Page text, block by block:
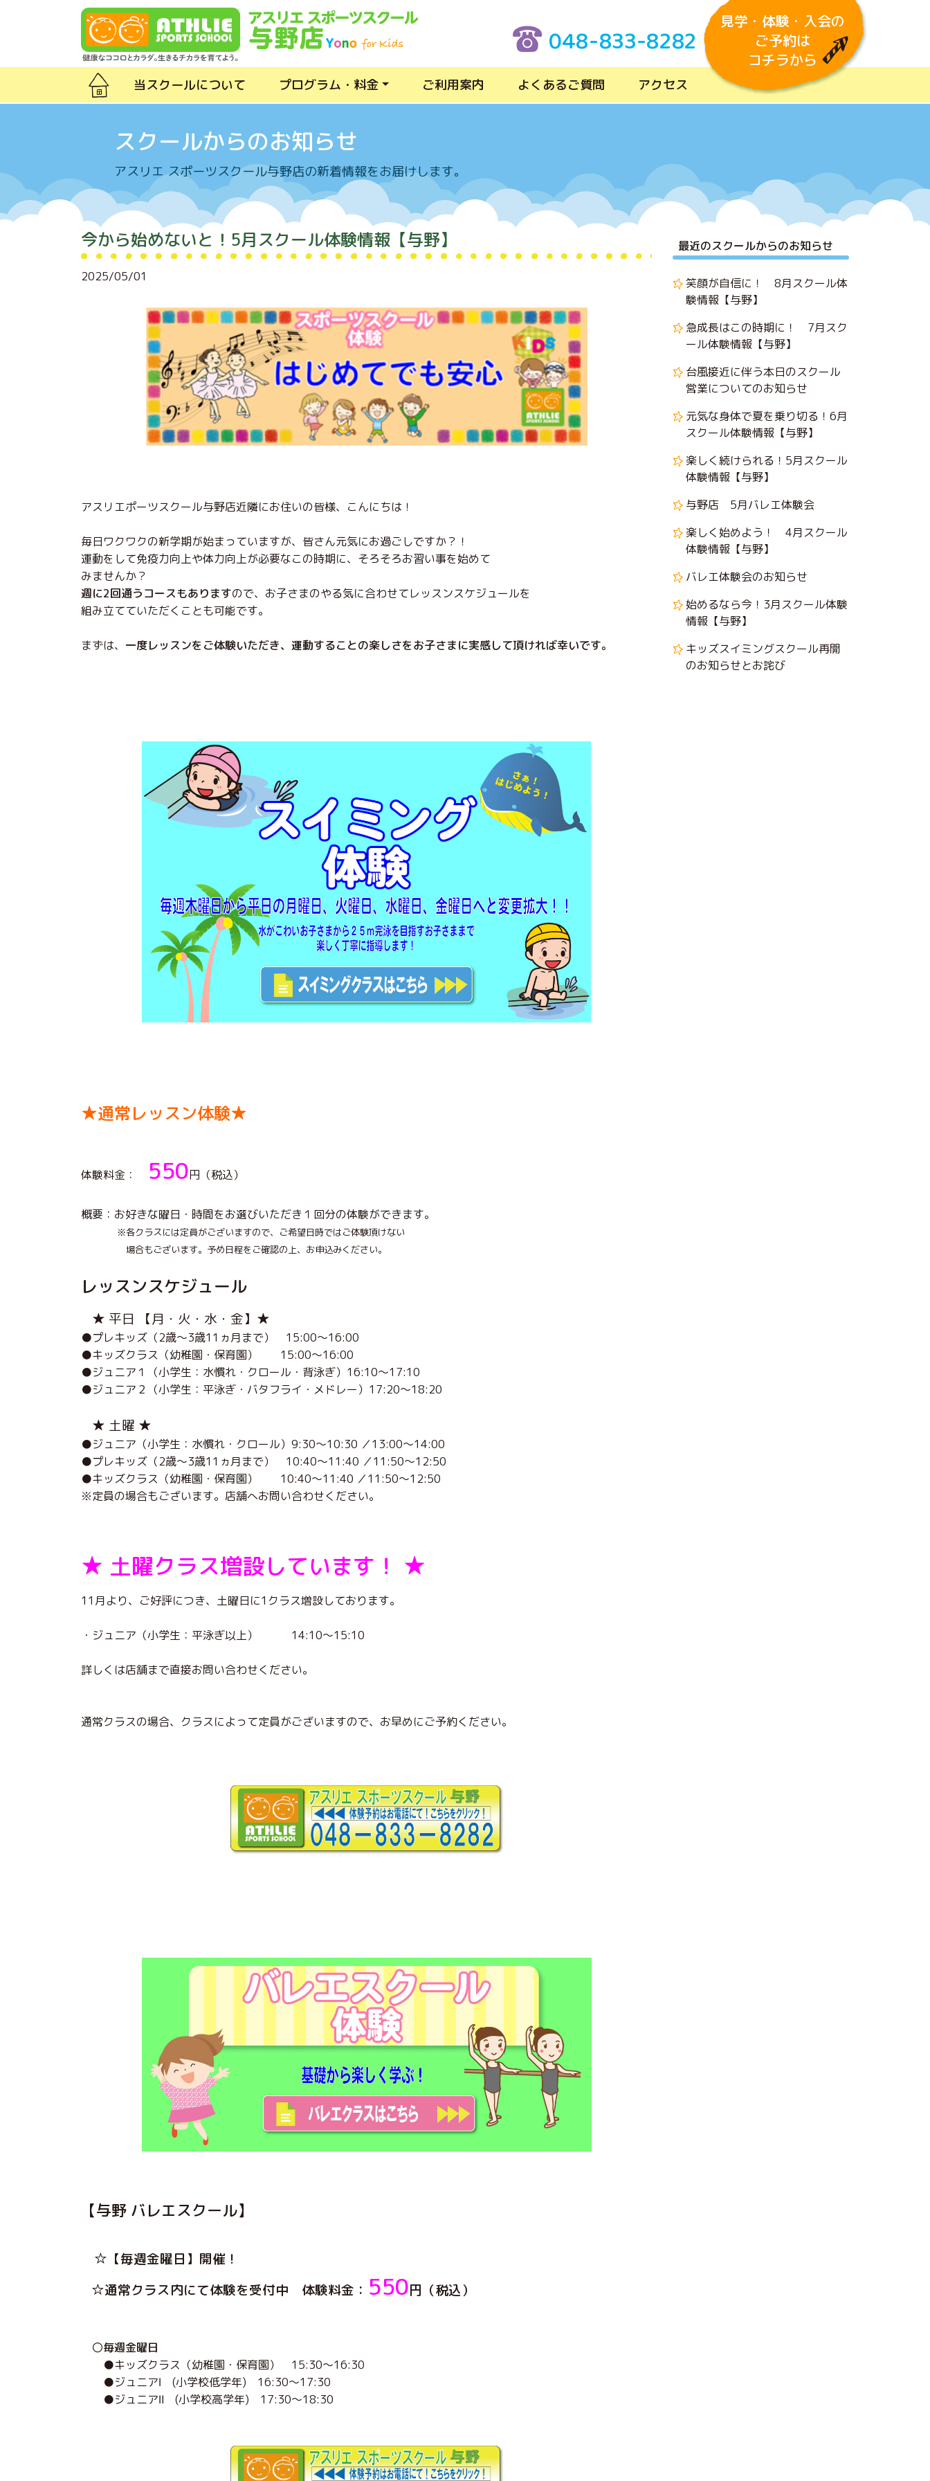
048-833-8282
見学・体験・入会の
ご予約は
コチラから
当スクールについて プログラム・料金 ご利用案内 よくあるご質問 アクセス
スクールからのお知らせ
アスリエ スポーツスクール与野店の新着情報をお届けします。
今から始めないと！5月スクール体験情報【与野】
2025/05/01
アスリエポーツスクール与野店近隣にお住いの皆様、こんにちは！
毎日ワクワクの新学期が始まっていますが、皆さん元気にお過ごしですか？！
運動をして免疫力向上や体力向上が必要なこの時期に、そろそろお習い事を始めて
みませんか？
週に2回通うコースもありますので、お子さまのやる気に合わせてレッスンスケジュールを
組み立てていただくことも可能です。
まずは、 一度レッスンをご体験いただき、運動することの楽しさをお子さまに実感して頂ければ幸いです。
★通常レッスン体験★
体験料金： 550円（税込）
概要：お好きな曜日・時間をお選びいただき１回分の体験ができます。
※各クラスには定員がございますので、ご希望日時ではご体験頂けない
場合もございます。予め日程をご確認の上、お申込みください。
レッスンスケジュール
★ 平日 【月・火・水・金】★
●プレキッズ（2歳～3歳11ヵ月まで） 15:00～16:00
●キッズクラス（幼稚園・保育園） 15:00～16:00
●ジュニア１（小学生：水慣れ・クロール・背泳ぎ）16:10～17:10
●ジュニア２（小学生：平泳ぎ・バタフライ・メドレー）17:20～18:20
★ 土曜 ★
●ジュニア（小学生：水慣れ・クロール）9:30～10:30 ／13:00～14:00
●プレキッズ（2歳～3歳11ヵ月まで） 10:40～11:40 ／11:50～12:50
●キッズクラス（幼稚園・保育園） 10:40～11:40 ／11:50～12:50
※定員の場合もございます。店舗へお問い合わせください。
★ 土曜クラス増設しています！ ★
11月より、ご好評につき、土曜日に1クラス増設しております。
・ジュニア（小学生：平泳ぎ以上） 14:10～15:10
詳しくは店舗まで直接お問い合わせください。
通常クラスの場合、クラスによって定員がございますので、お早めにご予約ください。
【与野 バレエスクール】
☆【毎週金曜日】開催！
☆通常クラス内にて体験を受付中 体験料金： 550円（税込）
〇毎週金曜日
●キッズクラス（幼稚園・保育園） 15:30～16:30
●ジュニアⅠ (小学校低学年) 16:30～17:30
●ジュニアⅡ (小学校高学年) 17:30～18:30
最近のスクールからのお知らせ
笑顔が自信に！ 8月スクール体
験情報【与野】
急成長はこの時期に！ 7月スク
ール体験情報【与野】
台風接近に伴う本日のスクール
営業についてのお知らせ
元気な身体で夏を乗り切る！6月
スクール体験情報【与野】
楽しく続けられる！5月スクール
体験情報【与野】
与野店 5月バレエ体験会
楽しく始めよう！ 4月スクール
体験情報【与野】
バレエ体験会のお知らせ
始めるなら今！3月スクール体験
情報【与野】
キッズスイミングスクール再開
のお知らせとお詫び